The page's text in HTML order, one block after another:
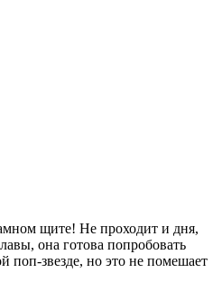
щите! Не проходит и дня,
она готова попробовать
поп-звезде, но это не помешает